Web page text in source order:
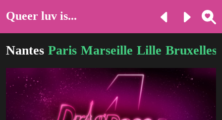
Queer luv is...
Nantes Paris Marseille Lille Bruxelles